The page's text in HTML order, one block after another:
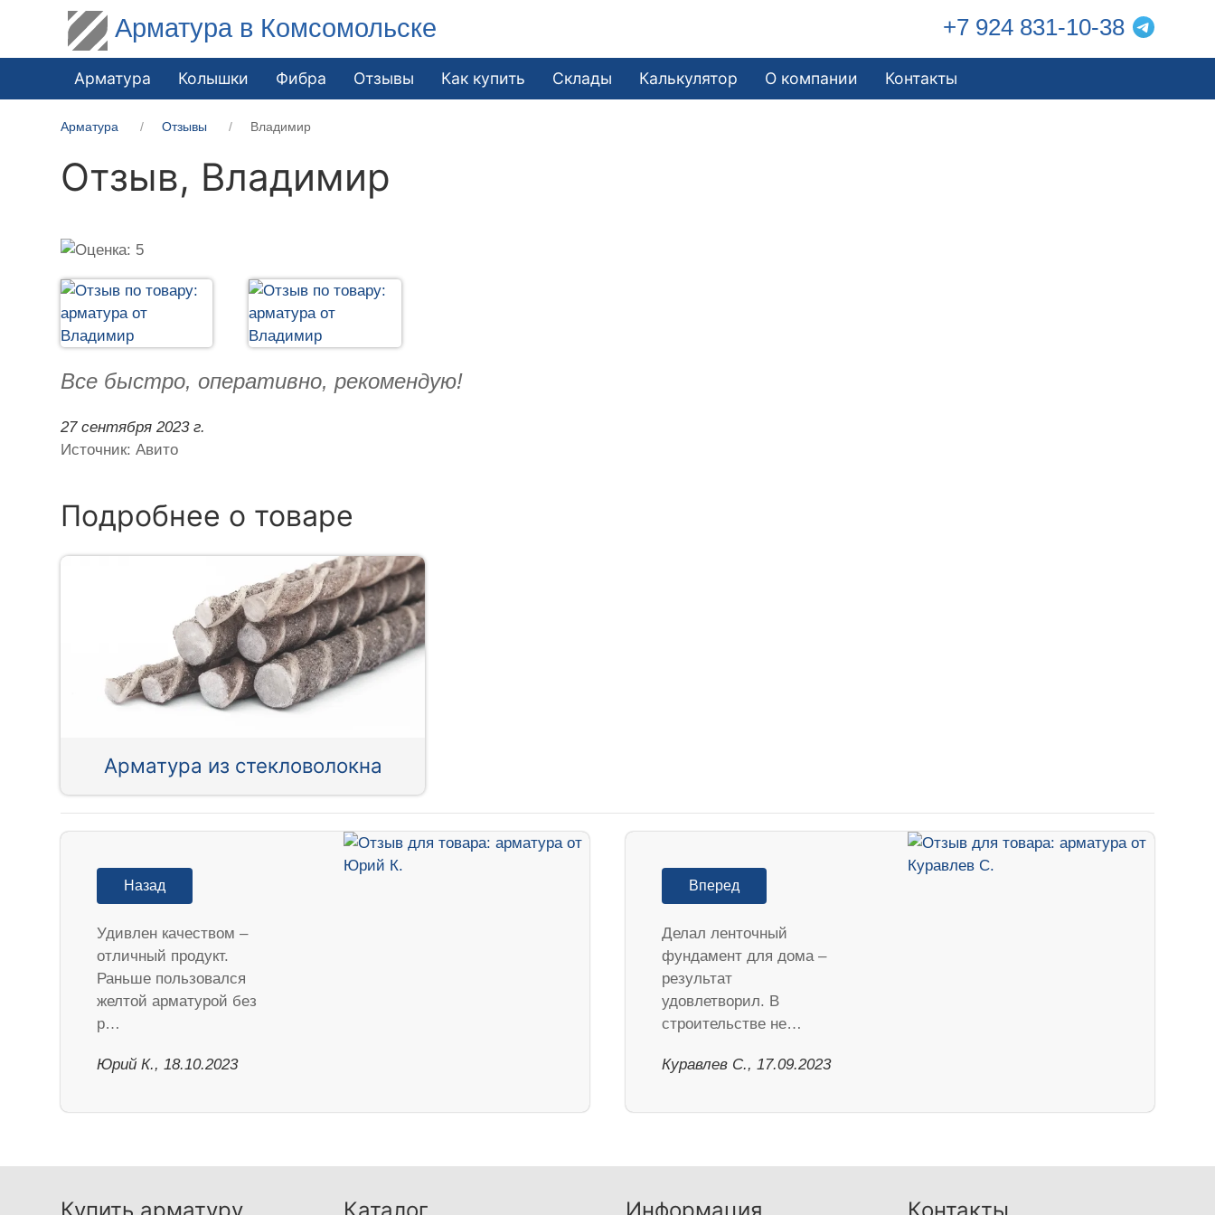
Арматура в Комсомольске +7 924 831-10-38
Арматура Колышки Фибра Отзывы Как купить Склады Калькулятор О компании Контакты
Арматура Отзывы Владимир
Отзыв, Владимир
Все быстро, оперативно, рекомендую!
27 сентября 2023 г.
Источник: Авито
Подробнее о товаре
Арматура из стекловолокна
Назад
Удивлен качеством –
отличный продукт.
Раньше пользовался
желтой арматурой без
р…
Юрий К., 18.10.2023
Вперед
Делал ленточный
фундамент для дома –
результат
удовлетворил. В
строительстве не…
Куравлев С., 17.09.2023
Купить арматуру Каталог Информация Контакты